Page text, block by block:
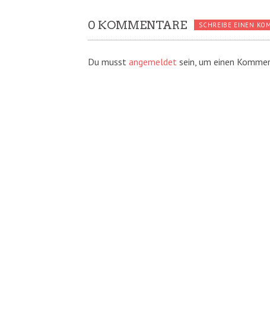
0 KOMMENTARE SCHREIBE EINEN
Du musst angemeldet sein, um einen